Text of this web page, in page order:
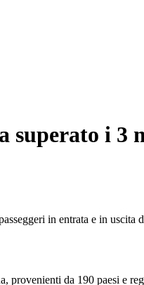
superato i 3
in entrata e in
provenienti da 190 paesi e